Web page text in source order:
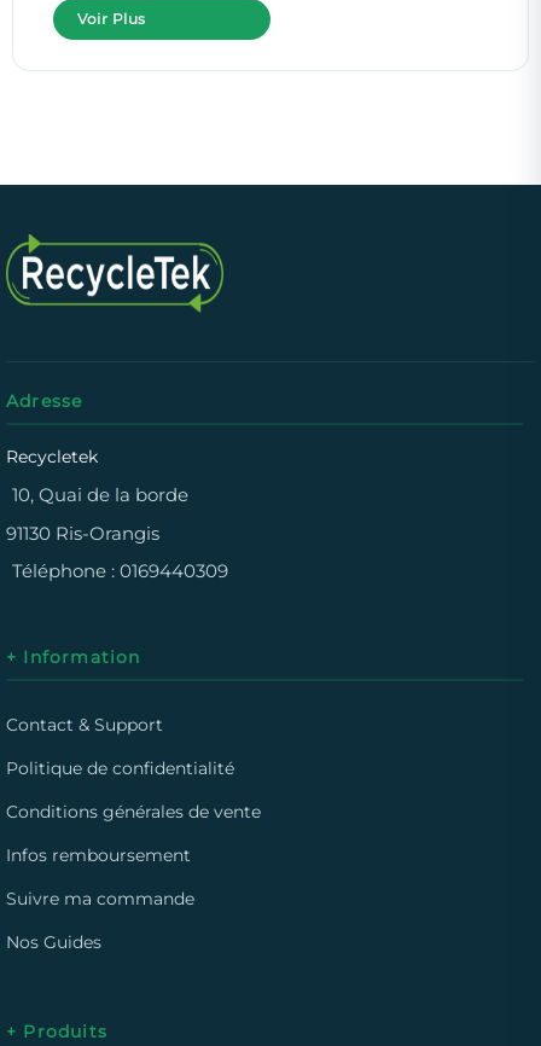
Voir Plus
Adresse
Recycletek
10, Quai de la borde
91130 Ris-Orangis
Téléphone : 0169440309
+ Information
Contact & Support
Politique de confidentialité
Conditions générales de vente
Infos remboursement
Suivre ma commande
Nos Guides
+ Produits